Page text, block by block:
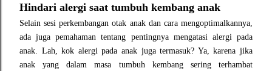
Hindari alergi saat tumbuh kembang anak
Selain sesi perkembangan otak anak dan cara mengoptimalkannya,
adajuga pemahaman tentang pentingnya mengatasi alergi pada
anak. Lah, kok alergi pada anak juga termasuk? Ya, karena jika
anak yang dalam masa tumbuh kembang sering terhambat